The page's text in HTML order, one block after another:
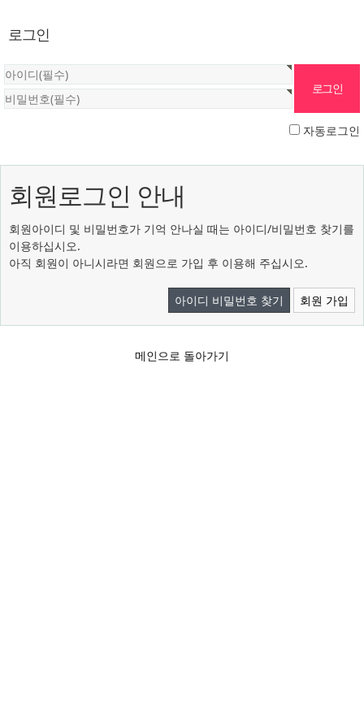
로그인
자동로그인
회원로그인 안내
회원아이디 및 비밀번호가 기억 안나실 때는 아이디/비밀번호 찾기를
이용하십시오.
아직 회원이 아니시라면 회원으로 가입 후 이용해 주십시오.
아이디 비밀번호 찾기 회원 가입
메인으로 돌아가기